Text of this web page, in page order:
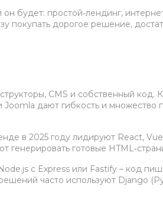
он будет: простой‑лендинг,
покупать дорогое решение,
CMS и собственный код.
дают гибкость и множество
в 2025 году лидируют React,
генерировать готовые
с Express или Fastify – код
часто используют Django